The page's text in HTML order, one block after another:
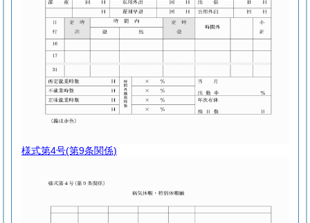
様式第4号(第9条関係)